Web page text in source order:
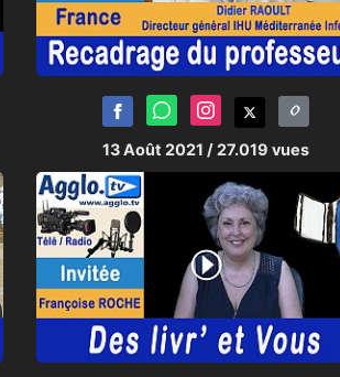
13 Août 2021 / 27.019 vues